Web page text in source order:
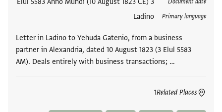
Primary language
Ladino
Letter in Ladino to Yehuda Gatenio, from a business
partner in Alexandria, dated 10 August 1823 (3 Elul 5583
AM). Deals entirely with business transactions; …
Related Places
1